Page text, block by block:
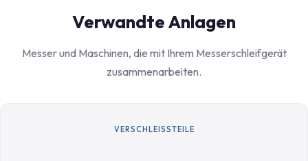
Verwandte Anlagen
Messer und Maschinen, die mit Ihrem Messerschleifgerät
zusammenarbeiten.
VERSCHLEISSTEILE